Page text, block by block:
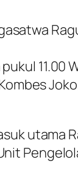
11.00
utama